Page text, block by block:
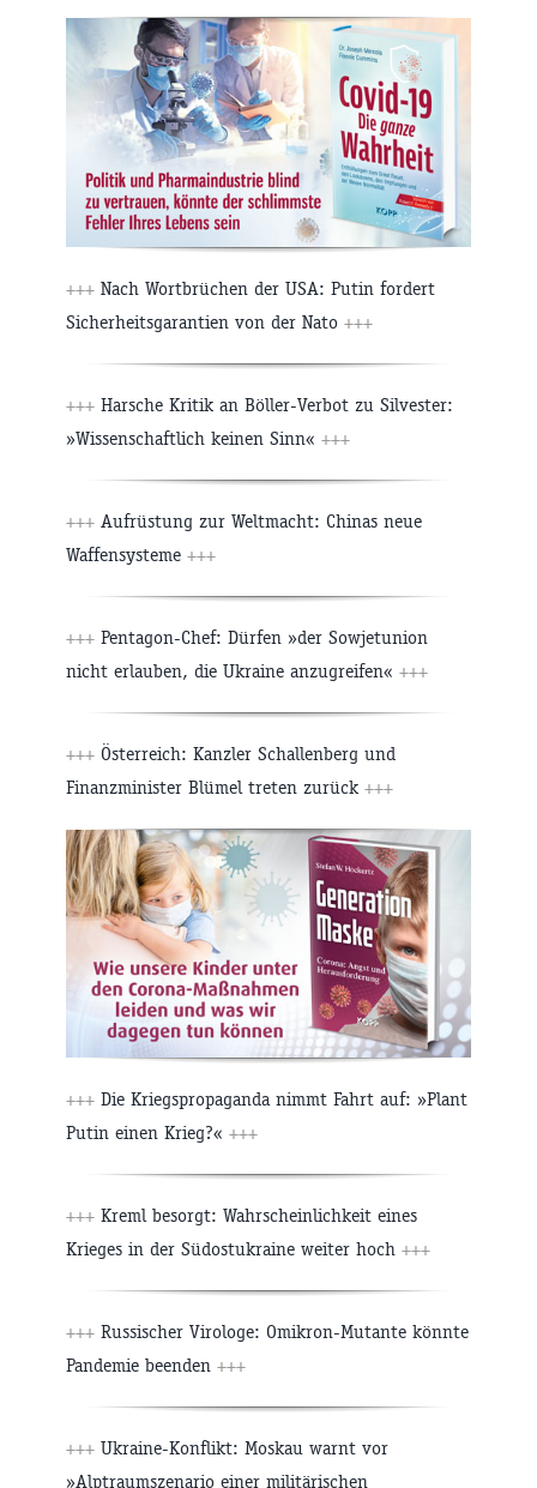
+++ Nach Wortbrüchen der USA: Putin fordert
Sicherheitsgarantien von der Nato +++
+++ Harsche Kritik an Böller-Verbot zu Silvester:
»Wissenschaftlich keinen Sinn« +++
+++ Aufrüstung zur Weltmacht: Chinas neue
Waffensysteme +++
+++ Pentagon-Chef: Dürfen »der Sowjetunion
nicht erlauben, die Ukraine anzugreifen« +++
+++ Österreich: Kanzler Schallenberg und
Finanzminister Blümel treten zurück +++
+++ Die Kriegspropaganda nimmt Fahrt auf: »Plant
Putin einen Krieg?« +++
+++ Kreml besorgt: Wahrscheinlichkeit eines
Krieges in der Südostukraine weiter hoch +++
+++ Russischer Virologe: Omikron-Mutante könnte
Pandemie beenden +++
+++ Ukraine-Konflikt: Moskau warnt vor
»Alptraumszenario einer militärischen